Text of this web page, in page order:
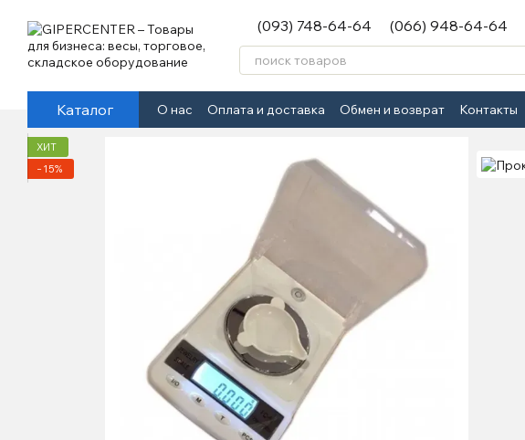
(093) 748-64-64 (066) 948-64-64
Каталог О нас Оплата и доставка Обмен и возврат Контакты
ХИТ
−15%